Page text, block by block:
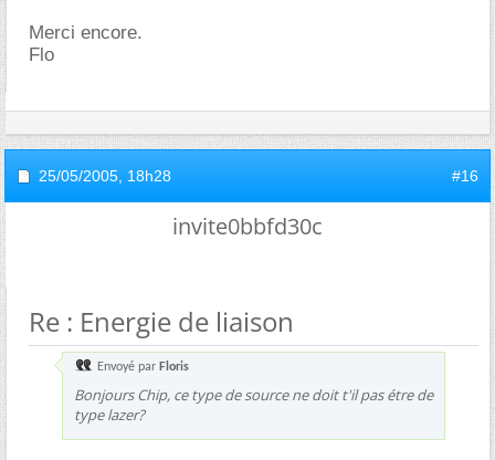
Merci encore.
Flo
25/05/2005, 18h28 #16
invite0bbfd30c
Re : Energie de liaison
Envoyé par Floris
Bonjours Chip, ce type de source ne doit t'il pas étre de
type lazer?